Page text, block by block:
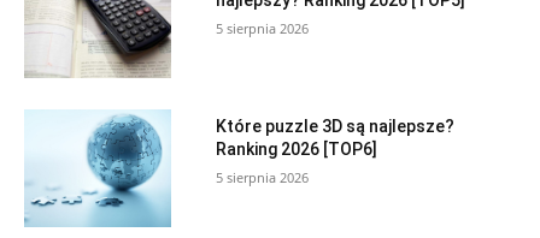
5 sierpnia 2026
Które puzzle 3D są najlepsze?
Ranking 2026 [TOP6]
5 sierpnia 2026